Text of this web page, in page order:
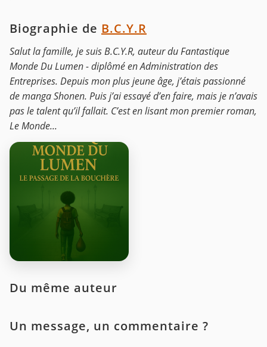
Biographie de B.C.Y.R
Salut la famille, je suis B.C.Y.R, auteur du Fantastique
Monde Du Lumen - diplômé en Administration des
Entreprises. Depuis mon plus jeune âge, j’étais passionné
de manga Shonen. Puis j’ai essayé d’en faire, mais je n’avais
pas le talent qu’il fallait. C’est en lisant mon premier roman,
Le Monde...
Du même auteur
Un message, un commentaire ?